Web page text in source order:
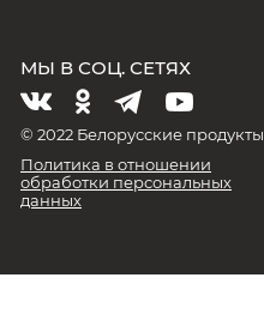
МЫ В СОЦ. СЕТЯХ
© 2022 Белорусские продукты
Политика в отношении
обработки персональных
данных